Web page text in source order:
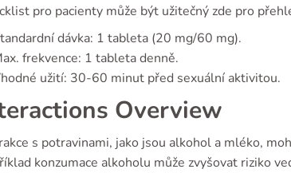
pro pacienty může být užitečný zde pro
dávka: 1 tableta (20 mg/60 mg).
frekvence: 1 tableta denně.
užití: 30-60 minut před sexuální aktivitou.
Overview
s potravinami, jako jsou alkohol a mléko,
konzumace alkoholu může zvyšovat riziko